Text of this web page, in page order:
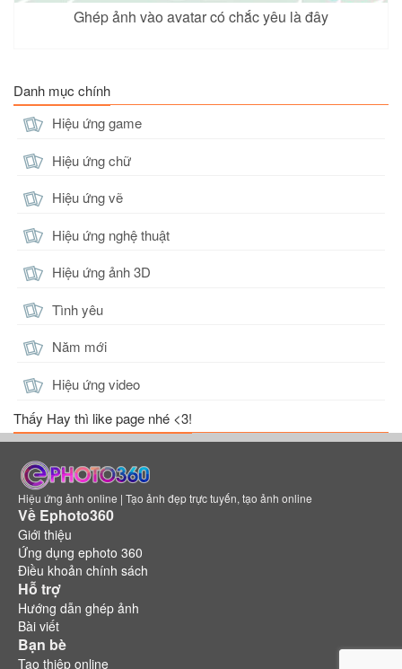
Ghép ảnh vào avatar có chắc yêu là đây
Danh mục chính
Hiệu ứng game
Hiệu ứng chữ
Hiệu ứng vẽ
Hiệu ứng nghệ thuật
Hiệu ứng ảnh 3D
Tình yêu
Năm mới
Hiệu ứng video
Thấy Hay thì like page nhé <3!
Hiệu ứng ảnh online | Tạo ảnh đẹp trực tuyến, tạo ảnh online
Về Ephoto360
Giới thiệu
Ứng dụng ephoto 360
Điều khoản chính sách
Hỗ trợ
Hướng dẫn ghép ảnh
Bài viết
Bạn bè
Tạo thiệp online